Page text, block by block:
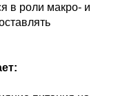
в роли макро- и